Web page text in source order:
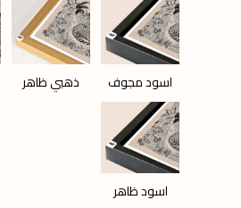
اسود مجوف ذهبي ظاهر
اسود ظاهر